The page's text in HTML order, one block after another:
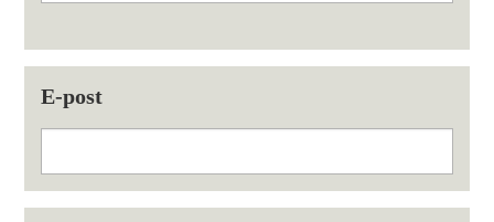
E-post